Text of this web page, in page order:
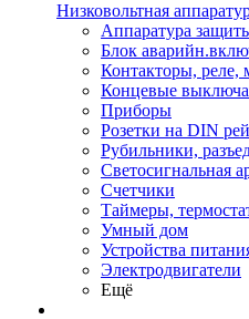
Низковольтная
Аппаратура
Блок
Контакторы, реле,
Концевые
Приборы
Розетки на DIN
Рубильники,
Светосигнальная
Счетчики
Таймеры,
Умный дом
Устройства
Электродвигатели
Ещё